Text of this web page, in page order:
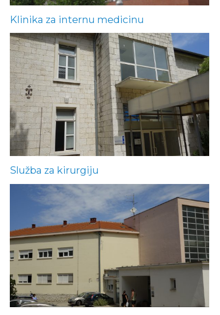
Klinika za internu medicinu
Služba za kirurgiju